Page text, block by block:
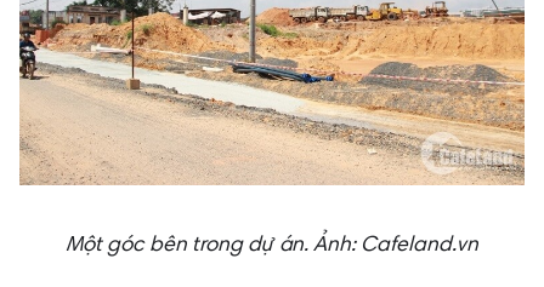
Một góc bên trong dự án.Ảnh: Cafeland.vn